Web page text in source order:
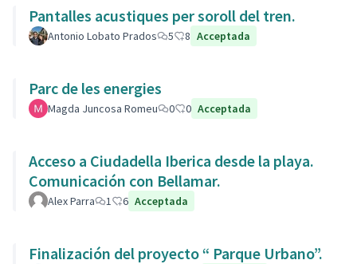
Pantalles acustiques per soroll del tren.
Antonio Lobato Prados 5 8 Acceptada
Parc de les energies
Magda Juncosa Romeu 0 0 Acceptada
Acceso a Ciudadella Iberica desde la playa.
Comunicación con Bellamar.
Alex Parra 1 6 Acceptada
Finalización del proyecto “ Parque Urbano”.